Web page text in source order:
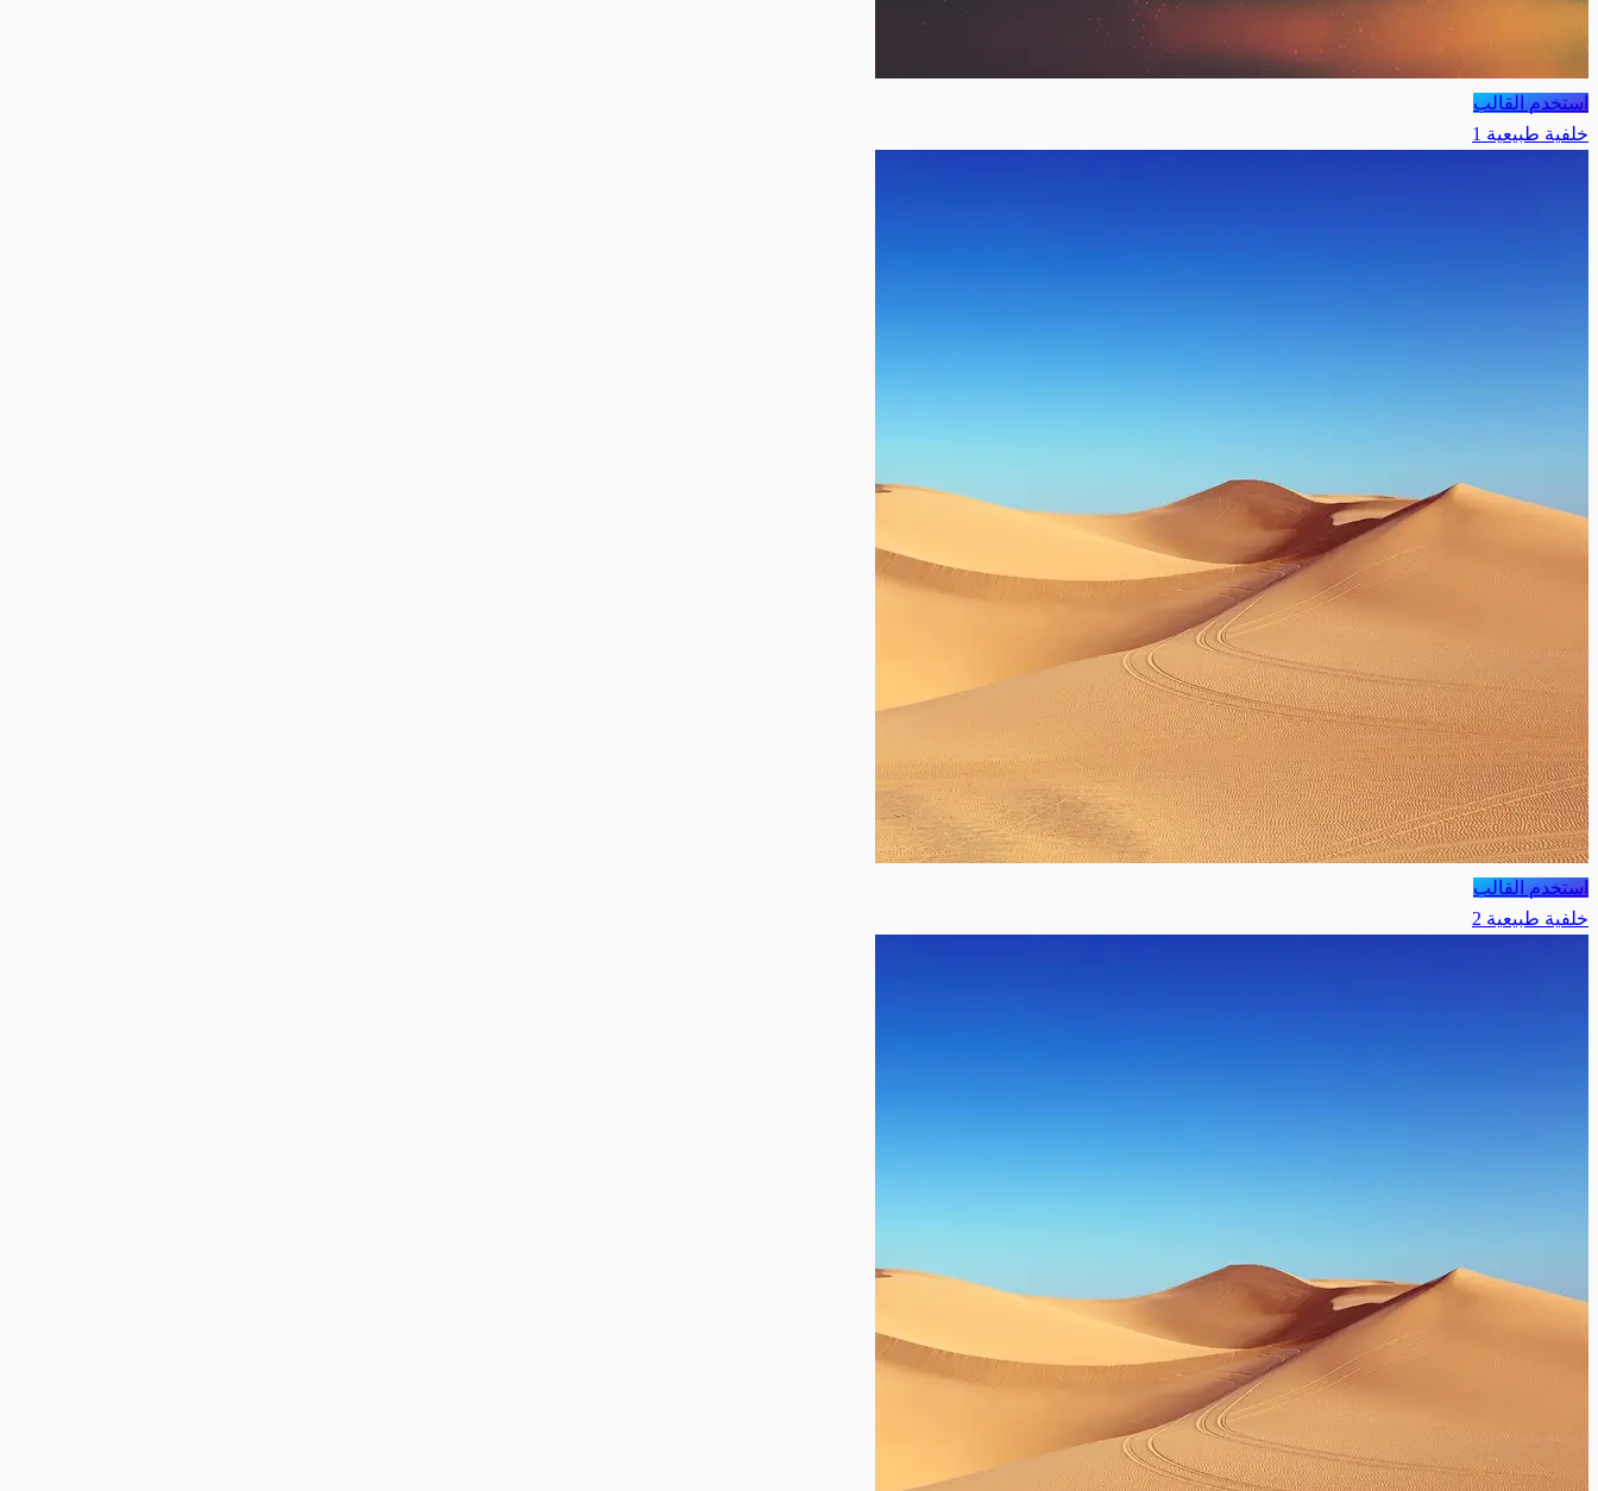
استخدم القالب
خلفية طبيعية 1
استخدم القالب
خلفية طبيعية 2